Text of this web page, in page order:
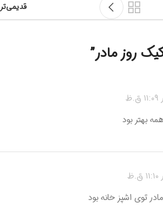
قدیمی‌تر
روز مادر”
بهتر بود
توی اشپز خانه بود